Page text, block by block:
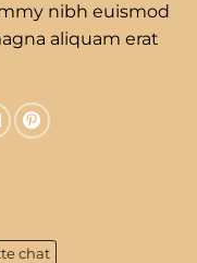
nibh euismod
aliquam erat
chat